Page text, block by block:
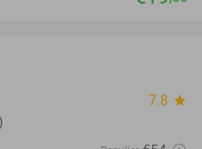
7.8 star